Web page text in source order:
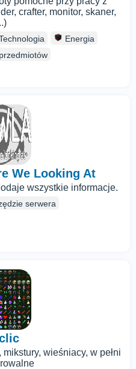
crafter, monitor, skaner,
Energia
We Looking At
wszystkie informacje.
serwera
wieśniacy, w pełni